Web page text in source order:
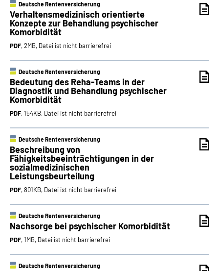
Deutsche Rentenversicherung
Verhaltensmedizinisch orientierte
Konzepte zur Behandlung psychischer
Komorbidität
PDF, 2MB, Datei ist nicht barrierefrei
Deutsche Rentenversicherung
Bedeutung des Reha-Teams in der
Diagnostik und Behandlung psychischer
Komorbidität
PDF, 154KB, Datei ist nicht barrierefrei
Deutsche Rentenversicherung
Beschreibung von
Fähigkeitsbeeinträchtigungen in der
sozialmedizinischen
Leistungsbeurteilung
PDF, 801KB, Datei ist nicht barrierefrei
Deutsche Rentenversicherung
Nachsorge bei psychischer Komorbidität
PDF, 1MB, Datei ist nicht barrierefrei
Deutsche Rentenversicherung